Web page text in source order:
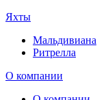
Яхты
Мальдивиана
Ритрелла
О компании